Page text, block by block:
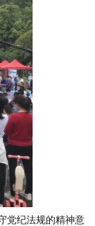
党纪法规的精神意